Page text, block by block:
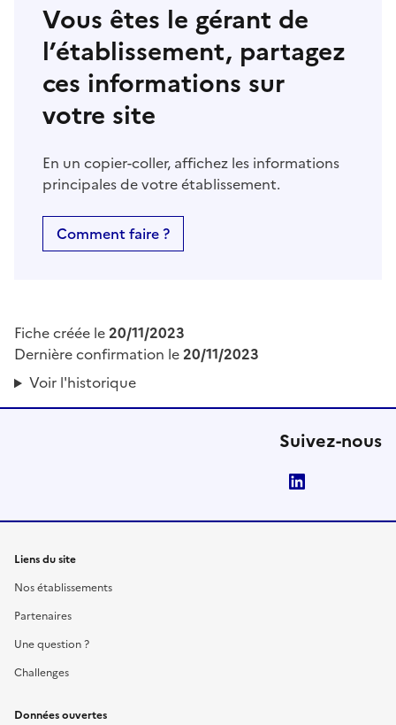
Vous êtes le gérant de
l’établissement, partagez
ces informations sur
votre site
En un copier-coller, affichez les informations
principales de votre établissement.
Comment faire ?
Fiche créée le20/11/2023
Dernière confirmation le20/11/2023
Voir l'historique
Suivez-nous
Liens du site
Nos établissements
Partenaires
Une question ?
Challenges
Données ouvertes